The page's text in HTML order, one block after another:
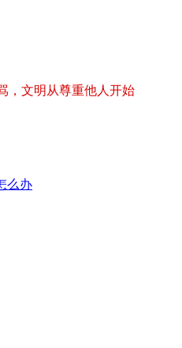
，文明从尊重他人开始
么办